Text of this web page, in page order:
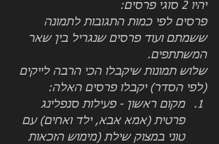
יהיו 2 סוגי פרסים:
פרסים לפי כמות התגובות לתמונה
ששמתם ועוד פרסים שנגריל בין שאר
המשתתפים.
שלוש תמונות שיקבלו הכי הרבה לייקים
(לפי הסדר) יקבלו פרסים האלה:
מקום ראשון - פעילות סנפלינג
פרטית (אמא אבא, ילד ואחים) עם
טוני במצוק שילת (מימוש הזכאות